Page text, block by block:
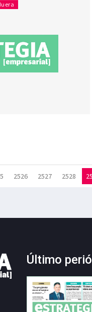
2526 2527 2528
Último